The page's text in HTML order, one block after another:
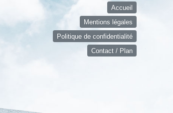
Accueil
Mentions légales
Politique de confidentialité
Contact / Plan